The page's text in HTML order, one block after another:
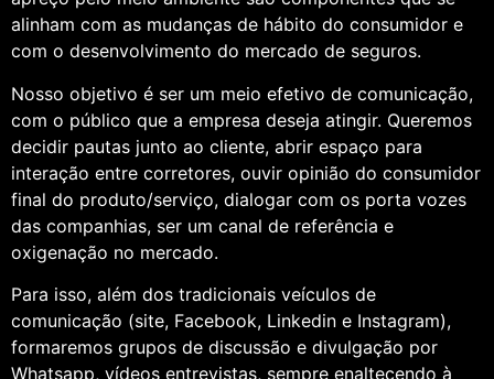
alinham com as mudanças de hábito do consumidor e
com o desenvolvimento do mercado de seguros.
Nosso objetivo é ser um meio efetivo de comunicação,
com o público que a empresa deseja atingir. Queremos
decidir pautas junto ao cliente, abrir espaço para
interação entre corretores, ouvir opinião do consumidor
final do produto/serviço, dialogar com os porta vozes
das companhias, ser um canal de referência e
oxigenação no mercado.
Para isso, além dos tradicionais veículos de
comunicação (site, Facebook, Linkedin e Instagram),
formaremos grupos de discussão e divulgação por
Whatsapp, vídeos entrevistas, sempre enaltecendo à